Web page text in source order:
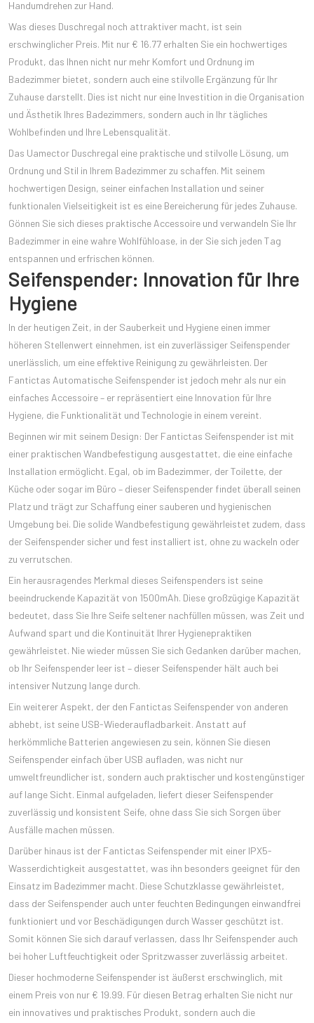
Handumdrehen zur Hand.
Was dieses Duschregal noch attraktiver macht, ist sein
erschwinglicher Preis. Mit nur € 16.77 erhalten Sie ein hochwertiges
Produkt, das Ihnen nicht nur mehr Komfort und Ordnung im
Badezimmer bietet, sondern auch eine stilvolle Ergänzung für Ihr
Zuhause darstellt. Dies ist nicht nur eine Investition in die Organisation
und Ästhetik Ihres Badezimmers, sondern auch in Ihr tägliches
Wohlbefinden und Ihre Lebensqualität.
Das Uamector Duschregal eine praktische und stilvolle Lösung, um
Ordnung und Stil in Ihrem Badezimmer zu schaffen. Mit seinem
hochwertigen Design, seiner einfachen Installation und seiner
funktionalen Vielseitigkeit ist es eine Bereicherung für jedes Zuhause.
Gönnen Sie sich dieses praktische Accessoire und verwandeln Sie Ihr
Badezimmer in eine wahre Wohlfühloase, in der Sie sich jeden Tag
entspannen und erfrischen können.
Seifenspender: Innovation für Ihre
Hygiene
In der heutigen Zeit, in der Sauberkeit und Hygiene einen immer
höheren Stellenwert einnehmen, ist ein zuverlässiger Seifenspender
unerlässlich, um eine effektive Reinigung zu gewährleisten. Der
Fantictas Automatische Seifenspender ist jedoch mehr als nur ein
einfaches Accessoire – er repräsentiert eine Innovation für Ihre
Hygiene, die Funktionalität und Technologie in einem vereint.
Beginnen wir mit seinem Design: Der Fantictas Seifenspender ist mit
einer praktischen Wandbefestigung ausgestattet, die eine einfache
Installation ermöglicht. Egal, ob im Badezimmer, der Toilette, der
Küche oder sogar im Büro – dieser Seifenspender findet überall seinen
Platz und trägt zur Schaffung einer sauberen und hygienischen
Umgebung bei. Die solide Wandbefestigung gewährleistet zudem, dass
der Seifenspender sicher und fest installiert ist, ohne zu wackeln oder
zu verrutschen.
Ein herausragendes Merkmal dieses Seifenspenders ist seine
beeindruckende Kapazität von 1500mAh. Diese großzügige Kapazität
bedeutet, dass Sie Ihre Seife seltener nachfüllen müssen, was Zeit und
Aufwand spart und die Kontinuität Ihrer Hygienepraktiken
gewährleistet. Nie wieder müssen Sie sich Gedanken darüber machen,
ob Ihr Seifenspender leer ist – dieser Seifenspender hält auch bei
intensiver Nutzung lange durch.
Ein weiterer Aspekt, der den Fantictas Seifenspender von anderen
abhebt, ist seine USB-Wiederaufladbarkeit. Anstatt auf
herkömmliche Batterien angewiesen zu sein, können Sie diesen
Seifenspender einfach über USB aufladen, was nicht nur
umweltfreundlicher ist, sondern auch praktischer und kostengünstiger
auf lange Sicht. Einmal aufgeladen, liefert dieser Seifenspender
zuverlässig und konsistent Seife, ohne dass Sie sich Sorgen über
Ausfälle machen müssen.
Darüber hinaus ist der Fantictas Seifenspender mit einer IPX5-
Wasserdichtigkeit ausgestattet, was ihn besonders geeignet für den
Einsatz im Badezimmer macht. Diese Schutzklasse gewährleistet,
dass der Seifenspender auch unter feuchten Bedingungen einwandfrei
funktioniert und vor Beschädigungen durch Wasser geschützt ist.
Somit können Sie sich darauf verlassen, dass Ihr Seifenspender auch
bei hoher Luftfeuchtigkeit oder Spritzwasser zuverlässig arbeitet.
Dieser hochmoderne Seifenspender ist äußerst erschwinglich, mit
einem Preis von nur € 19.99. Für diesen Betrag erhalten Sie nicht nur
ein innovatives und praktisches Produkt, sondern auch die